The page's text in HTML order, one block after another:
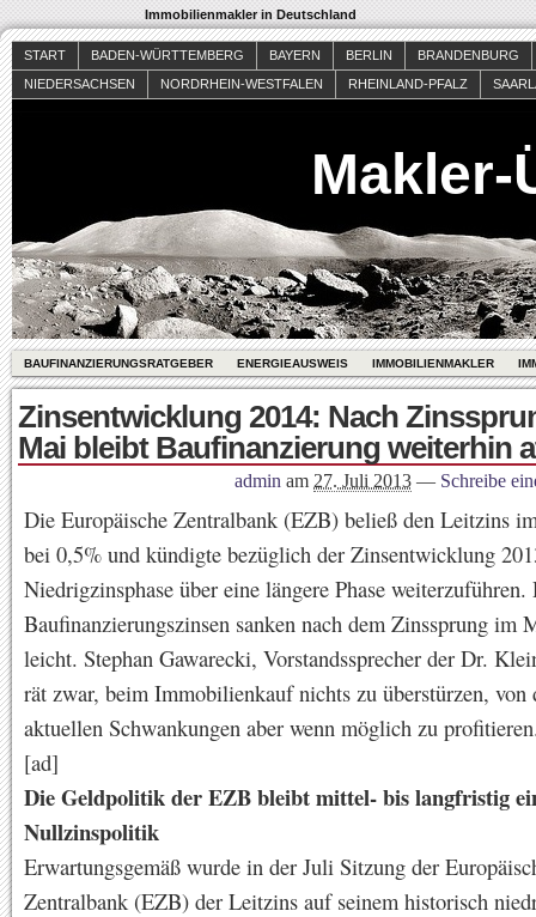
Immobilienmakler in Deutschland
START BADEN-WÜRTTEMBERG BAYERN BERLIN
BRANDENBURG
NIEDERSACHSEN
NORDRHEIN-WESTFALEN RHEINLAND-PFALZ
Makler-
BAUFINANZIERUNGSRATGEBER ENERGIEAUSWEIS IMMOBILIENMAKLER
Zinsentwicklung 2014: Nach
Mai bleibt Baufinanzierung weiterhin
admin am 27. Juli 2013 — Schreibe
Die Europäische Zentralbank (EZB) beließ den Leitzins
bei 0,5% und kündigte bezüglich der Zinsentwicklung
Niedrigzinsphase über eine längere Phase weiterzuführen.
Baufinanzierungszinsen sanken nach dem Zinssprung im
leicht. Stephan Gawarecki, Vorstandssprecher der Dr.
rät zwar, beim Immobilienkauf nichts zu überstürzen, von
aktuellen Schwankungen aber wenn möglich zu
[ad]
Die Geldpolitik der EZB bleibt mittel- bis langfristig
Nullzinspolitik
Erwartungsgemäß wurde in der Juli Sitzung der
Zentralbank (EZB) der Leitzins auf seinem historisch